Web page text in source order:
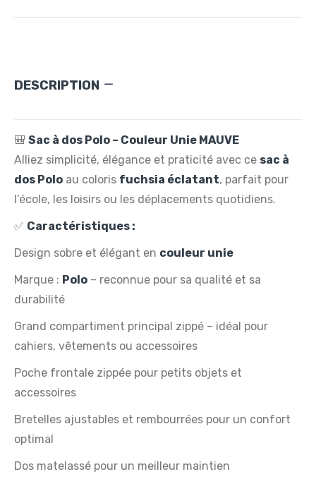
DESCRIPTION
🎒 Sac à dos Polo – Couleur Unie MAUVE
Alliez simplicité, élégance et praticité avec ce sac à
dos Polo au coloris fuchsia éclatant, parfait pour
l’école, les loisirs ou les déplacements quotidiens.
✅ Caractéristiques :
Design sobre et élégant en couleur unie
Marque : Polo – reconnue pour sa qualité et sa
durabilité
Grand compartiment principal zippé – idéal pour
cahiers, vêtements ou accessoires
Poche frontale zippée pour petits objets et
accessoires
Bretelles ajustables et rembourrées pour un confort
optimal
Dos matelassé pour un meilleur maintien